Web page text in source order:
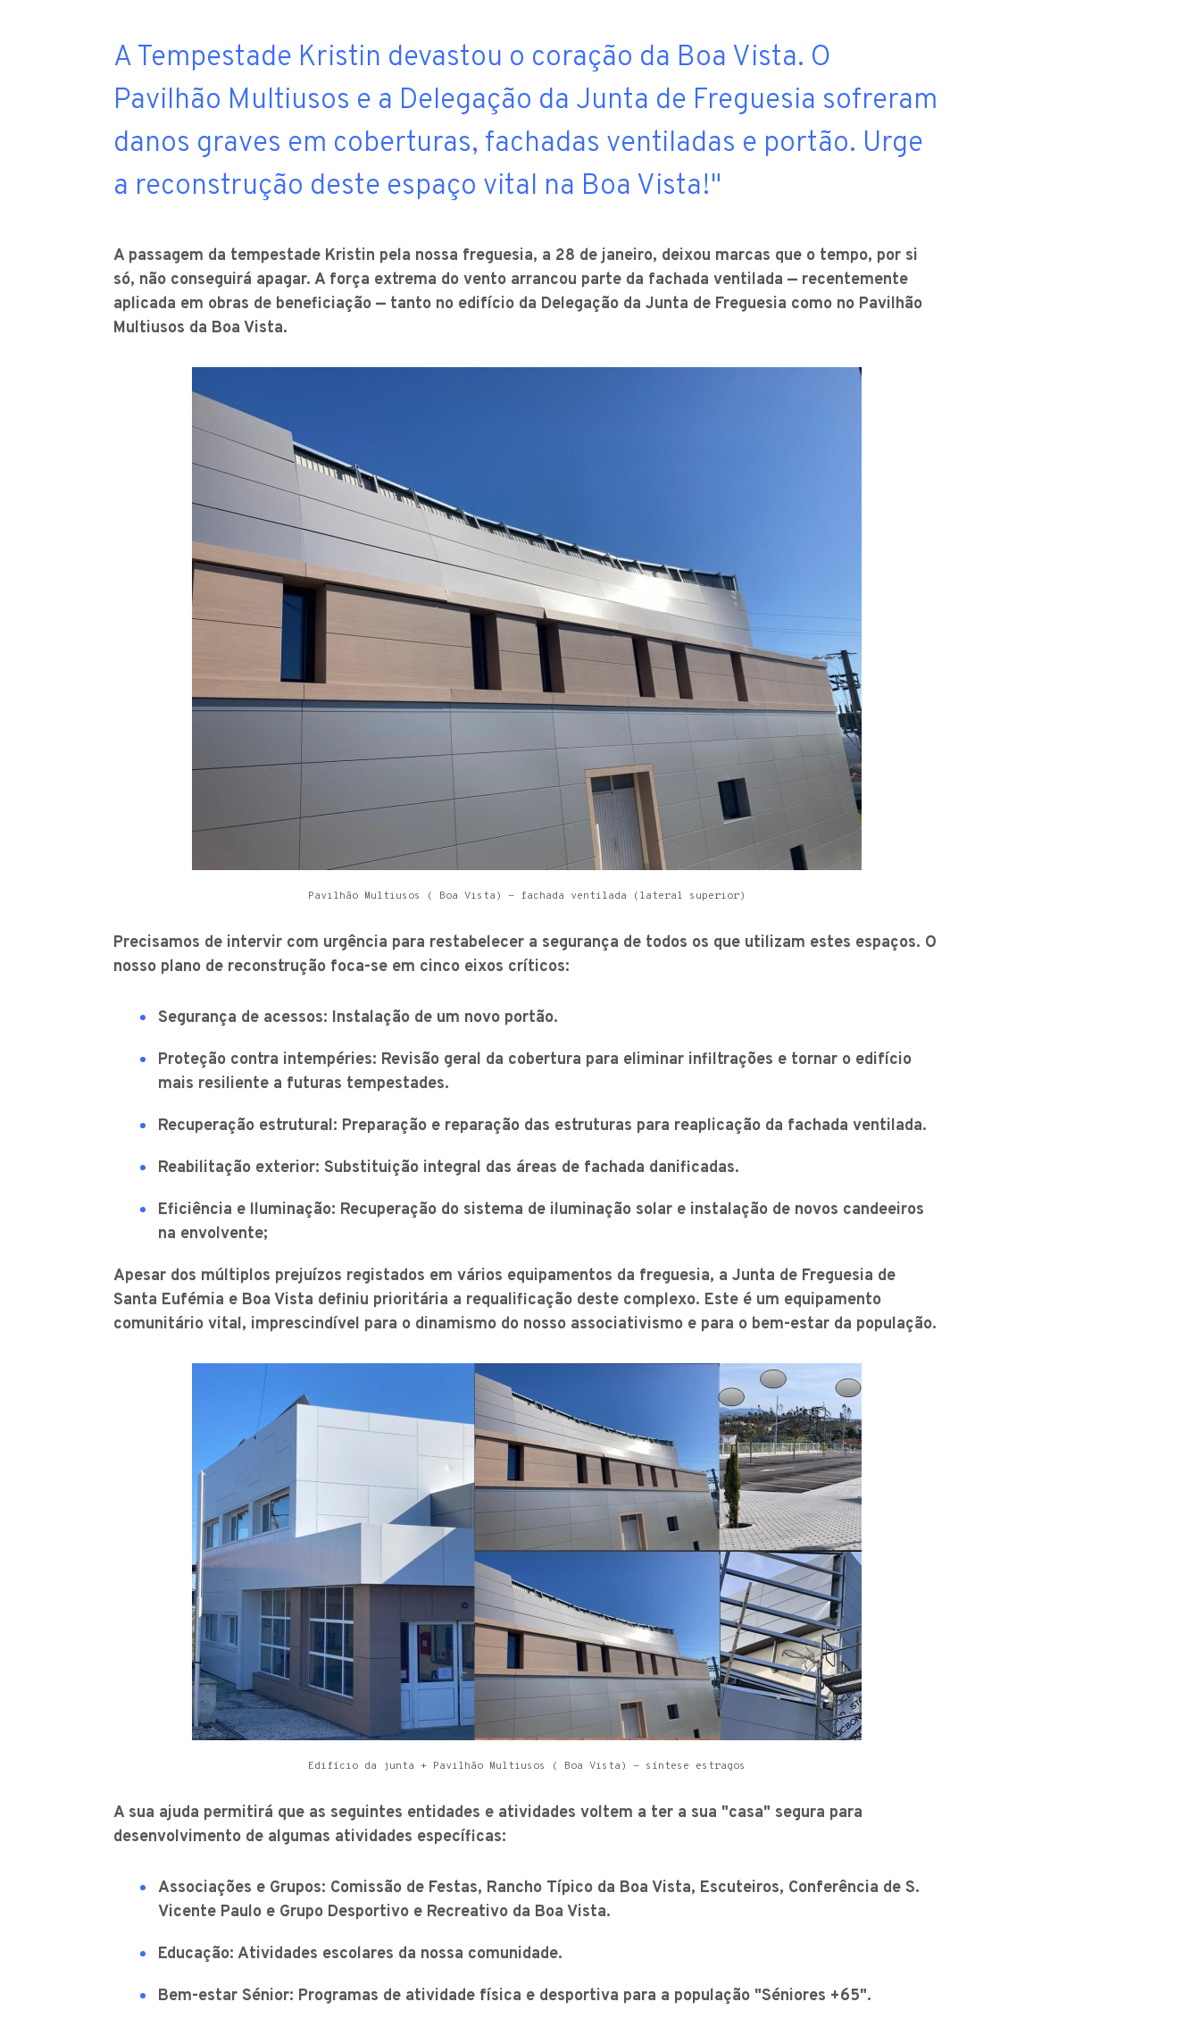
A Tempestade Kristin devastou o coração da Boa Vista. O
Pavilhão Multiusos e a Delegação da Junta de Freguesia sofreram
danos graves em coberturas, fachadas ventiladas e portão. Urge
a reconstrução deste espaço vital na Boa Vista!"
A passagem da tempestade Kristin pela nossa freguesia, a 28 de janeiro, deixou marcas que o tempo, por si
só, não conseguirá apagar. A força extrema do vento arrancou parte da fachada ventilada — recentemente
aplicada em obras de beneficiação — tanto no edifício da Delegação da Junta de Freguesia como no Pavilhão
Multiusos da Boa Vista.
Pavilhão Multiusos ( Boa Vista) - fachada ventilada (lateral superior)
Precisamos de intervir com urgência para restabelecer a segurança de todos os que utilizam estes espaços. O
nosso plano de reconstrução foca-se em cinco eixos críticos:
Segurança de acessos: Instalação de um novo portão.
Proteção contra intempéries: Revisão geral da cobertura para eliminar infiltrações e tornar o edifício
mais resiliente a futuras tempestades.
Recuperação estrutural: Preparação e reparação das estruturas para reaplicação da fachada ventilada.
Reabilitação exterior: Substituição integral das áreas de fachada danificadas.
Eficiência e Iluminação: Recuperação do sistema de iluminação solar e instalação de novos candeeiros
na envolvente;
Apesar dos múltiplos prejuízos registados em vários equipamentos da freguesia, a Junta de Freguesia de
Santa Eufémia e Boa Vista definiu prioritária a requalificação deste complexo. Este é um equipamento
comunitário vital, imprescindível para o dinamismo do nosso associativismo e para o bem-estar da população.
Edifício da junta + Pavilhão Multiusos ( Boa Vista) - síntese estragos
A sua ajuda permitirá que as seguintes entidades e atividades voltem a ter a sua "casa" segura para
desenvolvimento de algumas atividades específicas:
Associações e Grupos: Comissão de Festas, Rancho Típico da Boa Vista, Escuteiros, Conferência de S.
Vicente Paulo e Grupo Desportivo e Recreativo da Boa Vista.
Educação: Atividades escolares da nossa comunidade.
Bem-estar Sénior: Programas de atividade física e desportiva para a população "Séniores +65".